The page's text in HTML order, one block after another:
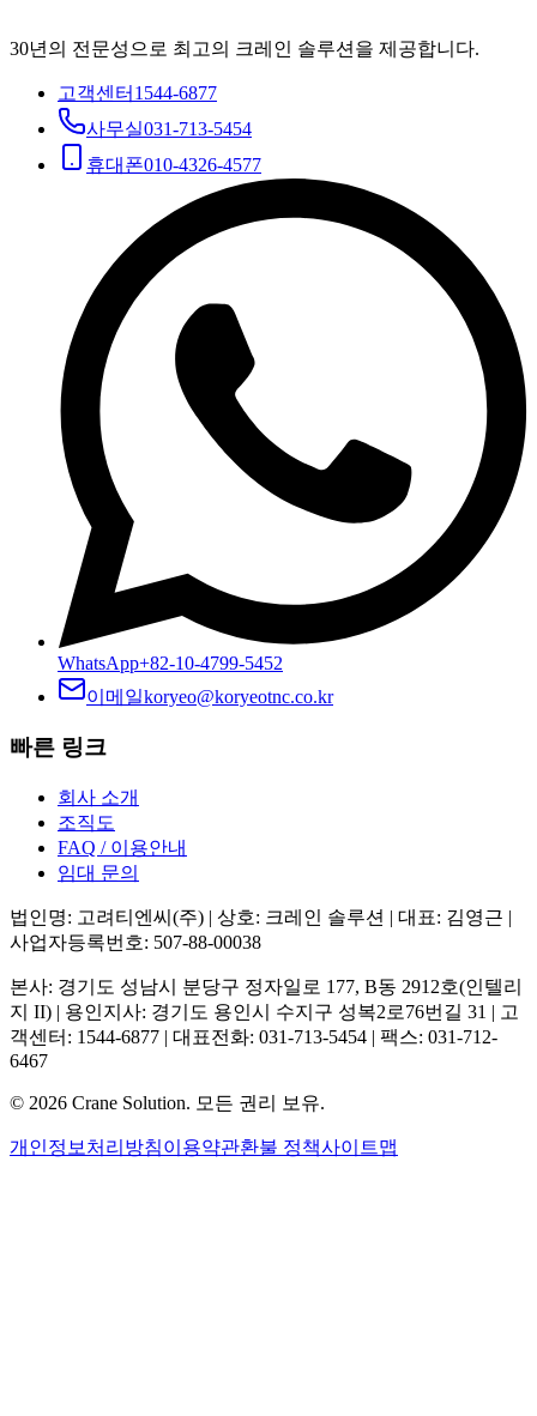
30년의 전문성으로 최고의 크레인 솔루션을 제공합니다.
고객센터 1544-6877
사무실031-713-5454
휴대폰010-4326-4577
WhatsApp+82-10-4799-5452
이메일koryeo@koryeotnc.co.kr
빠른 링크
회사 소개
조직도
FAQ / 이용안내
임대 문의
법인명: 고려티엔씨(주) | 상호: 크레인 솔루션 | 대표: 김영근 |
사업자등록번호: 507-88-00038
본사: 경기도 성남시 분당구 정자일로 177, B동 2912호(인텔리
지 II) | 용인지사: 경기도 용인시 수지구 성복2로76번길 31 | 고
객센터: 1544-6877 | 대표전화: 031-713-5454 | 팩스: 031-712-
6467
© 2026 Crane Solution. 모든 권리 보유.
개인정보처리방침이용약관환불 정책사이트맵